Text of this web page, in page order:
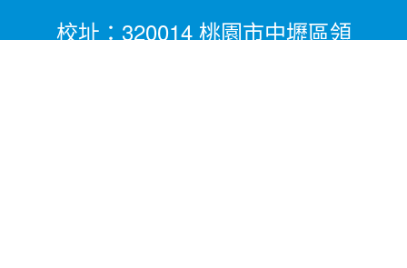
校址：320014 桃園市中壢區領